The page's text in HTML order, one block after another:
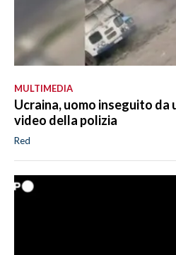
MULTIMEDIA
Ucraina, uomo inseguito da
video della polizia
Red